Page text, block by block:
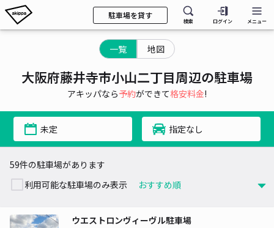
駐車場を貸す
検索 ログイン メニュー
一覧 地図
大阪府藤井寺市小山二丁目周辺の駐車場
アキッパなら予約ができて格安料金!
未定 指定なし
59件の駐車場があります
利用可能な駐車場のみ表示
ウエストロンヴィーヴル駐車場